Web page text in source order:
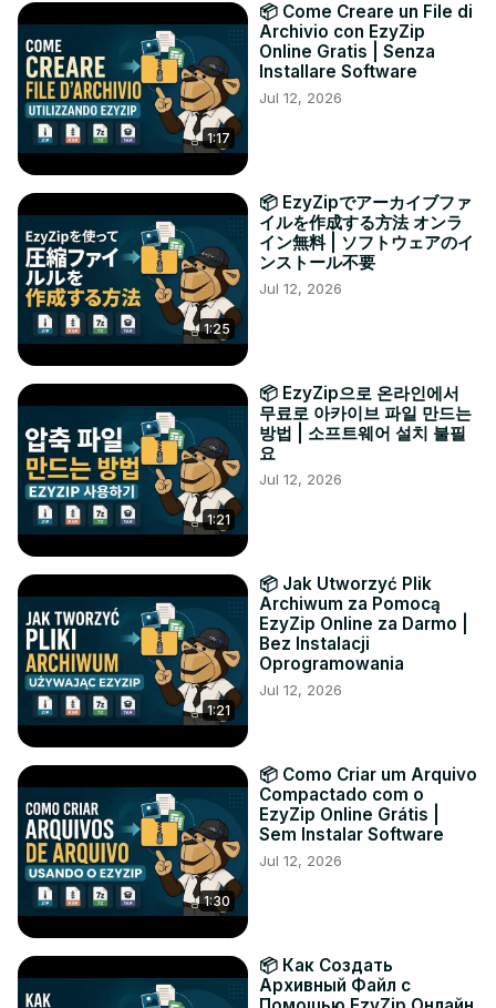
1:17
📦 Come Creare un File di
Archivio con EzyZip
Online Gratis | Senza
Installare Software
Jul 12, 2026
1:25
📦 EzyZipでアーカイブファ
イルを作成する方法 オンラ
イン無料 | ソフトウェアのイ
ンストール不要
Jul 12, 2026
1:21
📦 EzyZip으로 온라인에서
무료로 아카이브 파일 만드는
방법 | 소프트웨어 설치 불필
요
Jul 12, 2026
1:21
📦 Jak Utworzyć Plik
Archiwum za Pomocą
EzyZip Online za Darmo |
Bez Instalacji
Oprogramowania
Jul 12, 2026
1:30
📦 Como Criar um Arquivo
Compactado com o
EzyZip Online Grátis |
Sem Instalar Software
Jul 12, 2026
📦 Как Создать
Архивный Файл с